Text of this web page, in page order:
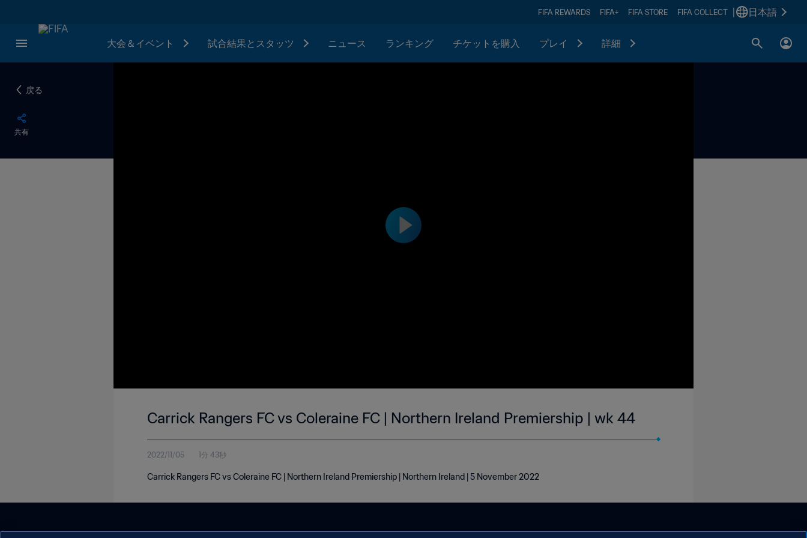
FIFA REWARDS FIFA+ FIFA STORE FIFA COLLECT 日本語
大会＆イベント 試合結果とスタッツ ニュース ランキング チケットを購入 プレイ 詳細
戻る
共有
Carrick Rangers FC vs Coleraine FC | Northern Ireland Premiership | wk 44
2022/11/05 1分 43秒
Carrick Rangers FC vs Coleraine FC | Northern Ireland Premiership | Northern Ireland | 5 November 2022